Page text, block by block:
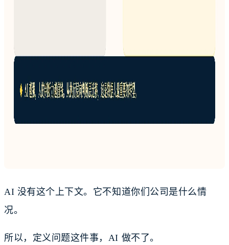
AI 没有这个上下文。它不知道你们公司是什么情
况。
所以，定义问题这件事，AI 做不了。